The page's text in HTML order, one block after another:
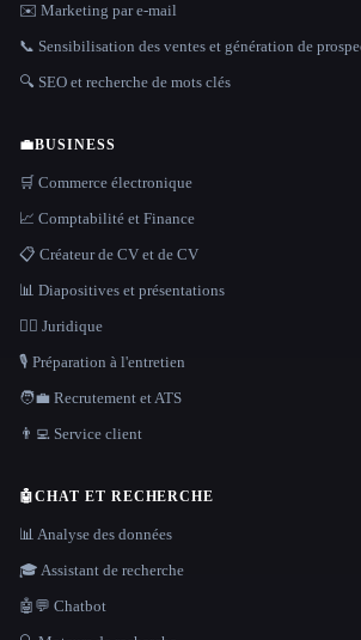
✉️ Marketing par e-mail
📞 Sensibilisation des ventes et génération de
🔍 SEO et recherche de mots clés
💼BUSINESS
🛒 Commerce électronique
📈 Comptabilité et Finance
📋 Créateur de CV et de CV
📊 Diapositives et présentations
👩‍⚖️ Juridique
🎙️ Préparation à l'entretien
🧑‍💼 Recrutement et ATS
👨‍💻 Service client
🤖CHAT ET RECHERCHE
📊 Analyse des données
🎓 Assistant de recherche
🤖💬 Chatbot